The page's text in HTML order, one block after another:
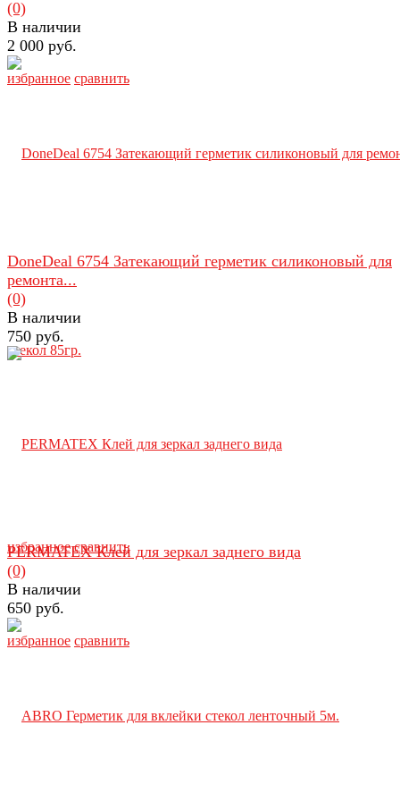
избранное сравнить
(0)
В наличии
2 000 руб.
избранное сравнить
DoneDeal 6754 Затекающий герметик силиконовый для
ремонта...
(0)
В наличии
750 руб.
избранное сравнить
PERMATEX Клей для зеркал заднего вида
(0)
В наличии
650 руб.